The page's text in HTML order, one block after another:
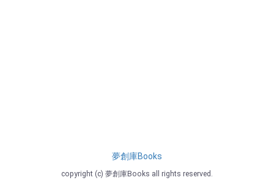
夢創庫Books
copyright (c) 夢創庫Books all rights reserved.